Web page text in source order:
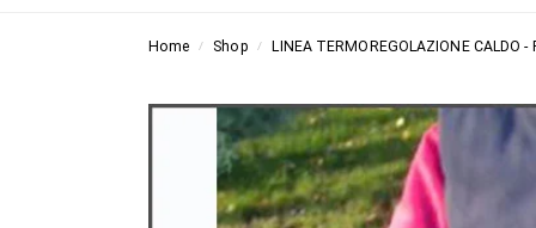
Home / Shop / LINEA TERMOREGOLAZIONE CALDO -